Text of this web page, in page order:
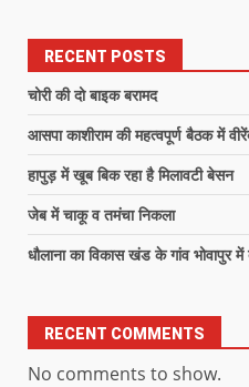
RECENT POSTS
चोरी की दो बाइक बरामद
आसपा काशीराम की महत्वपूर्ण बैठक में
हापुड़ में खूब बिक रहा है मिलावटी बेसन
जेब में चाकू व तमंचा निकला
धौलाना का विकास खंड के गांव भोवापुर में
RECENT COMMENTS
No comments to show.